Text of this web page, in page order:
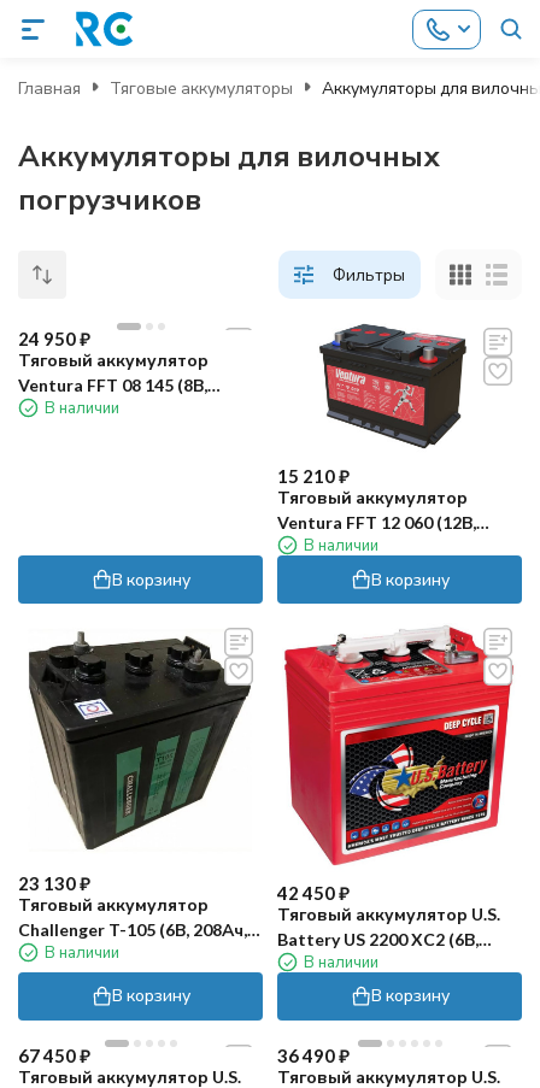
Главная Тяговые аккумуляторы Аккумуляторы для
Аккумуляторы для вилочных
погрузчиков
Фильтры
24 950₽
Тяговый аккумулятор
Ventura FFT 08 145 (8В,
145Ач, WET)
В наличии
В корзину
15 210₽
Тяговый аккумулятор
Ventura FFT 12 060 (12В,
60Ач, WET)
В наличии
В корзину
23 130₽
Тяговый аккумулятор
Challenger T-105 (6В, 208Ач,
Acid)В наличии
В корзину
42 450₽
Тяговый аккумулятор U.S.
Battery US 2200 XC2 (6В,
181Ач, кислота)
В наличии
В корзину
67 450₽
Тяговый аккумулятор U.S.
36 490₽
Тяговый аккумулятор U.S.